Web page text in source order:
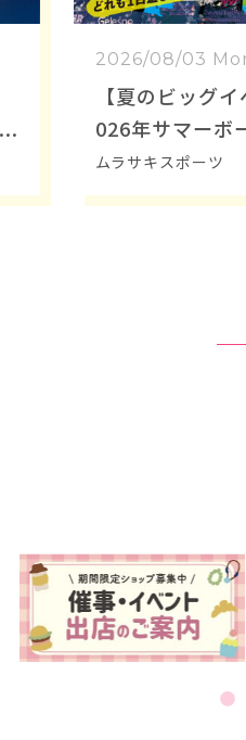
2026/08/03
【夏のビッグ
026年サマーボ
ェス開催決定！
ダーも決まりま
ムラサキスポーツ